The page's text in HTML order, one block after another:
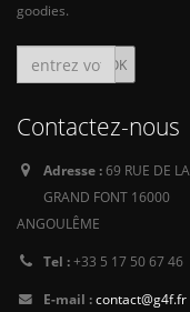
goodies.
Contactez-nous
Adresse :69 RUE DE LA
GRAND FONT 16000
ANGOULÊME
Tel :+33 5 17 50 67 46
E-mail :contact@g4f.fr